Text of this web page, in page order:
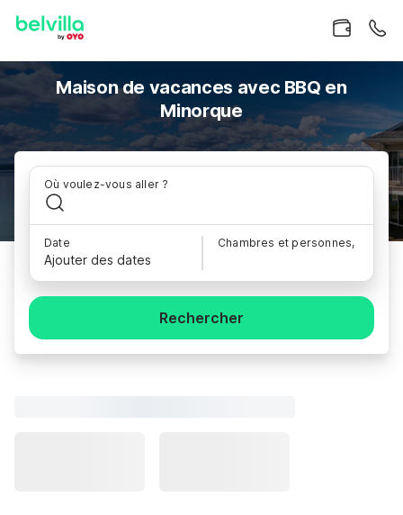
Maison de vacances avec BBQ en
Minorque
Où voulez-vous aller ?
Date
Ajouter des dates
Chambres et personnes,
Rechercher